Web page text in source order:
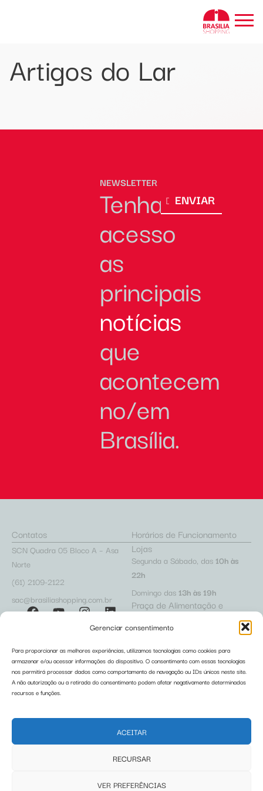
Gerenciar consentimento
Para proporcionar as melhores experiências, utilizamos tecnologias como cookies para
armazenar e/ou acessar informações do dispositivo. O consentimento com essas tecnologias
nos permitirá processar dados como comportamento de navegação ou IDs únicos neste site.
A não autorização ou a retirada do consentimento podem afetar negativamente determinados
recursos e funções.
ACEITAR
RECURSAR
VER PREFERÊNCIAS
Artigos do Lar
NEWSLETTER
Tenha
acesso
as
principais
notícias
que
acontecem
no/em
Brasília.
ENVIAR
Contatos
SCN Quadra 05 Bloco A – Asa
Norte
(61) 2109-2122
sac@brasiliashopping.com.br
Acesso LojistaTrabalhe Conosco
Políticas de Privacidade
Relatório de Igualdade Salarial
Regulamentos
Fraldário
Horários de Funcionamento
Lojas
Segunda a Sábado, das 10h às
22h
Domingo das 13h às 19h
Praça de Alimentação e
Cafeterias
Segunda a Sábado, das
Domingo das12h às 22h
Restaurantes
Segunda a Sábado, das10h às
Domingo das12h às 22h